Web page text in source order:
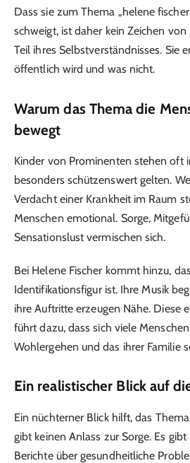
Dass sie zum Thema „helene
schweigt, ist daher kein Zeichen
Teil ihres Selbstverständnisses. Sie
öffentlich wird und was nicht.
Warum das Thema die
bewegt
Kinder von Prominenten stehen oft
besonders schützenswert gelten.
Verdacht einer Krankheit im Raum
Menschen emotional. Sorge,
Sensationslust vermischen sich.
Bei Helene Fischer kommt hinzu,
Identifikationsfigur ist. Ihre Musik
ihre Auftritte erzeugen Nähe. Diese
führt dazu, dass sich viele
Wohlergehen und das ihrer Familie
Ein realistischer Blick auf
Ein nüchterner Blick hilft, das
gibt keinen Anlass zur Sorge. Es
Berichte über gesundheitliche